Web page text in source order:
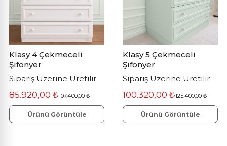
Klasy 4 Çekmeceli
Şifonyer
Sipariş Üzerine Üretilir
85.920,00 ₺107.400,00 ₺
Ürünü Görüntüle
Klasy 5 Çekmeceli
Şifonyer
Sipariş Üzerine Üretilir
100.320,00 ₺125.400,00 ₺
Ürünü Görüntüle